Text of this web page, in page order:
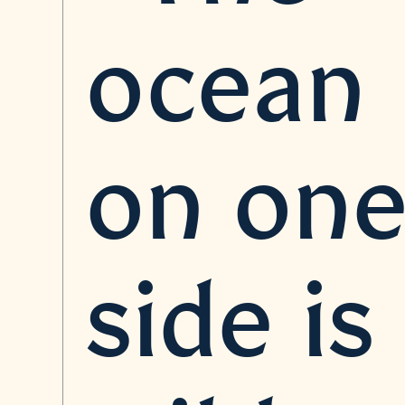
ocean
on
side is